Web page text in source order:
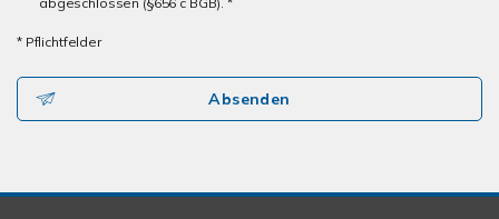
* Pflichtfelder
Absenden